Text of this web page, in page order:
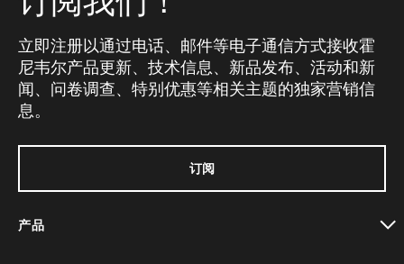
立即注册以通过电话、邮件等电子通信方式接收霍
尼韦尔产品更新、技术信息、新品发布、活动和新
闻、问卷调查、特别优惠等相关主题的独家营销信
息。
订阅
产品